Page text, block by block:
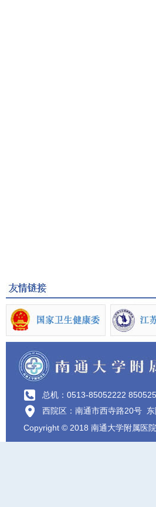
总机：0513-85052222
西院区：南通市西寺路20号
Copyright © 2018 南通大学附属医